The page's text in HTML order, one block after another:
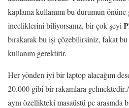
kaplama kullanımı bu durumun
inceliklerini biliyorsanız, bir çok şeyi
bırakarak bu işi çözebilirsiniz, fakat
kullanım gerektirir.
Her yönden iyi bir laptop alacağım
20.000 gibi bir rakamlara
aynı özellikteki masaüstü pc arasında